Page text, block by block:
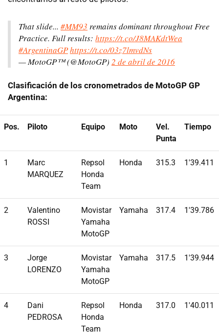
That slide... #MM93 remains dominant throughout Free
Practice. Full results: https://t.co/J8MAKdtWea
#ArgentinaGPhttps://t.co/03z7lmvdNs
— MotoGP™ (@MotoGP) 2 de abril de 2016
Clasificación de los cronometrados de MotoGP GP
Argentina:
Pos. Piloto Equipo Moto
Vel.
Punta
Tiempo
1
Marc
MARQUEZ
Repsol
Honda
Team
Honda 315.3 1'39.411
2
Valentino
ROSSI
Movistar
Yamaha
MotoGP
Yamaha 317.4 1'39.786
3
Jorge
LORENZO
Movistar
Yamaha
MotoGP
Yamaha 317.5 1'39.944
4
Dani
PEDROSA
Repsol
Honda
Team
Honda 317.0 1'40.011